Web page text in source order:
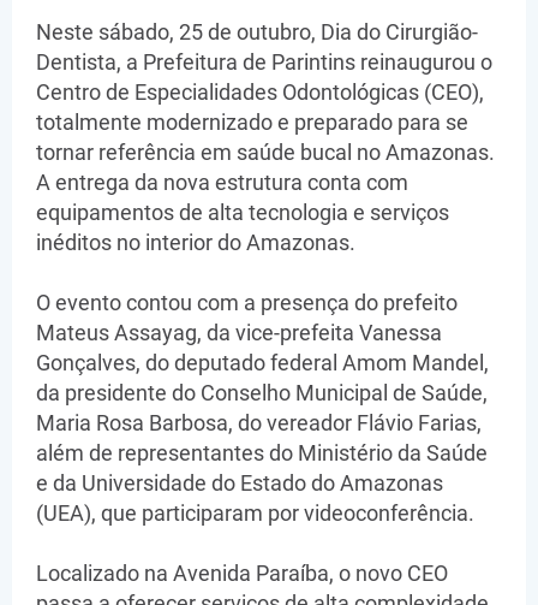
Neste sábado, 25 de outubro, Dia do Cirurgião-
Dentista, a Prefeitura de Parintins reinaugurou o
Centro de Especialidades Odontológicas (CEO),
totalmente modernizado e preparado para se
tornar referência em saúde bucal no Amazonas.
A entrega da nova estrutura conta com
equipamentos de alta tecnologia e serviços
inéditos no interior do Amazonas.
O evento contou com a presença do prefeito
Mateus Assayag, da vice-prefeita Vanessa
Gonçalves, do deputado federal Amom Mandel,
da presidente do Conselho Municipal de Saúde,
Maria Rosa Barbosa, do vereador Flávio Farias,
além de representantes do Ministério da Saúde
e da Universidade do Estado do Amazonas
(UEA), que participaram por videoconferência.
Localizado na Avenida Paraíba, o novo CEO